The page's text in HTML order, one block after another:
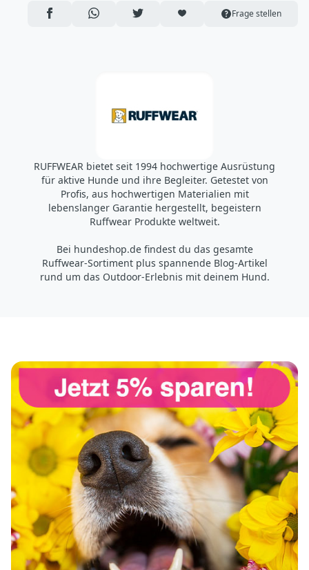
Bend, OR 97703
https://www.accapigroup.com/de
info@accapigroup.com
AUF FACEBOOK TEILEN
ÜBER WHATSAPP TEILEN
AUF TWITTER TEILENARTIKEL AUF DIE MERKLISTE
Frage stellen
RUFFWEAR bietet seit 1994 hochwertige Ausrüstung
für aktive Hunde und ihre Begleiter. Getestet von
Profis, aus hochwertigen Materialien mit
lebenslanger Garantie hergestellt, begeistern
Ruffwear Produkte weltweit.
Bei hundeshop.de findest du das gesamte
Ruffwear-Sortiment plus spannende Blog-Artikel
rund um das Outdoor-Erlebnis mit deinem Hund.